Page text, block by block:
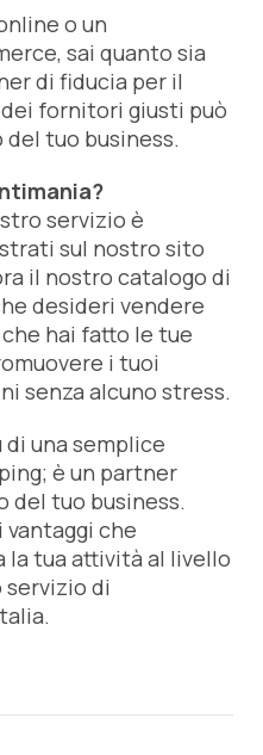
o un
sai quanto sia
di fiducia per il
fornitori giusti può
tuo business.
servizio è
sul nostro sito
il nostro catalogo di
desideri vendere
hai fatto le tue
i tuoi
senza alcuno stress.
di una semplice
è un partner
del tuo business.
che
la tua attività al livello
di